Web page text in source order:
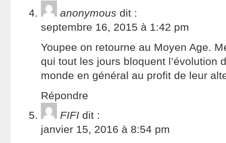
anonymous dit :
septembre 16, 2015 à 1:42 pm
Youpee on retourne au Moyen Age.
qui tout les jours bloquent l’évolution
monde en général au profit de leur
Répondre
FIFI dit :
janvier 15, 2016 à 8:54 pm